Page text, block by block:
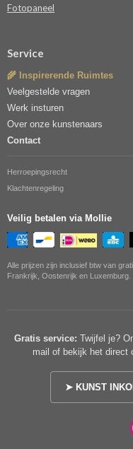
Fotopaneel
Service
🌾 Inspirerende Ruimtes
Veelgestelde vragen
Werk insturen
Over onze kunstenaars
Contact
Herroepingsrecht
Klachtenregeling
Veilig betalen via Mollie
Alle prijzen zijn inclusief btw van
Frankrijk, Oostenrijk en Luxemburg.
Gratis service: Twijfel je?
mail of bekijk het direct
➤ KUNST